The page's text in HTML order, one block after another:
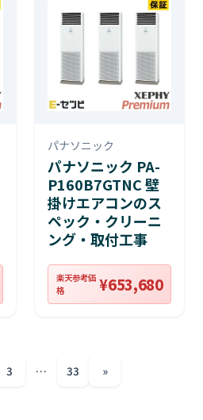
パナソニック
パナソニック PA-
P160B7GTNC 壁
掛けエアコンのス
ペック・クリーニ
ング・取付工事
楽天参考価
格
¥653,680
3 … 33 »